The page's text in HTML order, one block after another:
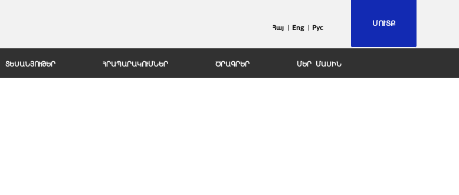
ՄՈՒՏՔ
Հայ Eng Рус
ՏԵՍԱՆՅՈՒԹԵՐ ՀՐԱՊԱՐԱԿՈՒՄՆԵՐ ԾՐԱԳՐԵՐ ՄԵՐ ՄԱՍԻՆ